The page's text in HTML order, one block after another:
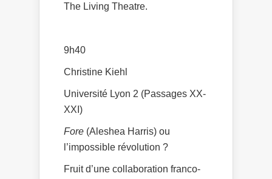
The Living Theatre.
9h40
Christine Kiehl
Université Lyon 2 (Passages XX-
XXI)
Fore (Aleshea Harris) ou
l’impossible révolution ?
Fruit d’une collaboration franco-